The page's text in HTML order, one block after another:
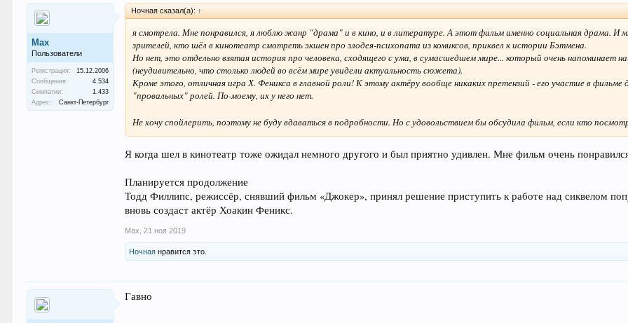
Max
Пользователи
Регистрация:
15.12.2006
Сообщения:
4.534
Симпатии:
1.433
Адрес:
Санкт-Петербург
Ночная сказал(а): ↑
я смотрела. Мне понравился, я люблю жанр "драма" и в кино, и в литературе. А этот фильм именно социальная драма. И
зрителей, кто шёл в кинотеатр смотреть экшен про злодея-психопата из комиксов, приквел к истории Бэтмена.
Но нет, это отдельно взятая история про человека, сходящего с ума, в сумасшедшем мире... который очень
(неудивительно, что столько людей во всём мире увидели актуальность сюжета).
Кроме этого, отличная игра Х. Феникса в главной роли! К этому актёру вообще никаких претензий - его участие в фильме
"провальных" ролей. По-моему, их у него нет.
Не хочу спойлерить, поэтому не буду вдаваться в подробности. Но с удовольствием бы обсудила фильм, если кто
Я когда шел в кинотеатр тоже ожидал немного другого и был приятно удивлен. Мне фильм очень
Планируется продолжение
Тодд Филлипс, режиссёр, снявший фильм «Джокер», принял решение приступить к работе над сиквелом
вновь создаст актёр Хоакин Феникс.
Max 21 ноя 2019
Ночная нравится это.
Гавно